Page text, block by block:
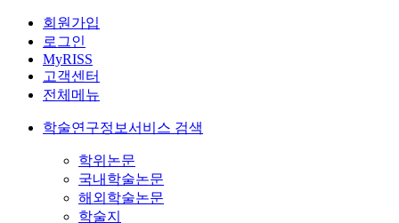
회원가입
로그인
MyRISS
고객센터
전체메뉴
학술연구정보서비스 검색
학위논문
국내학술논문
해외학술논문
학술지